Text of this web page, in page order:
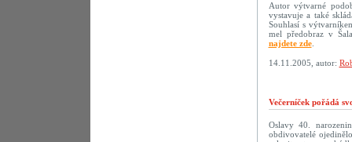
Autor výtvarné
vystavuje a také
Souhlasí s
mel předobraz v
najdete zde.
14.11.2005, autor:
Večerníček pořádá
Oslavy 40.
obdivovatelé